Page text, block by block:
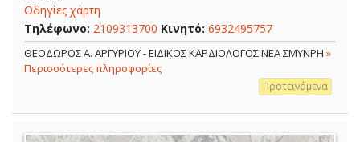
Οδηγίες χάρτη
Τηλέφωνο: 2109313700 Κινητό: 6932495757
ΘΕΟΔΩΡΟΣ Α. ΑΡΓΥΡΙΟΥ - ΕΙΔΙΚΟΣ ΚΑΡΔΙΟΛΟΓΟΣ ΝΕΑ ΣΜΥΝΡΗ »
Περισσότερες πληροφορίες
Προτεινόμενα